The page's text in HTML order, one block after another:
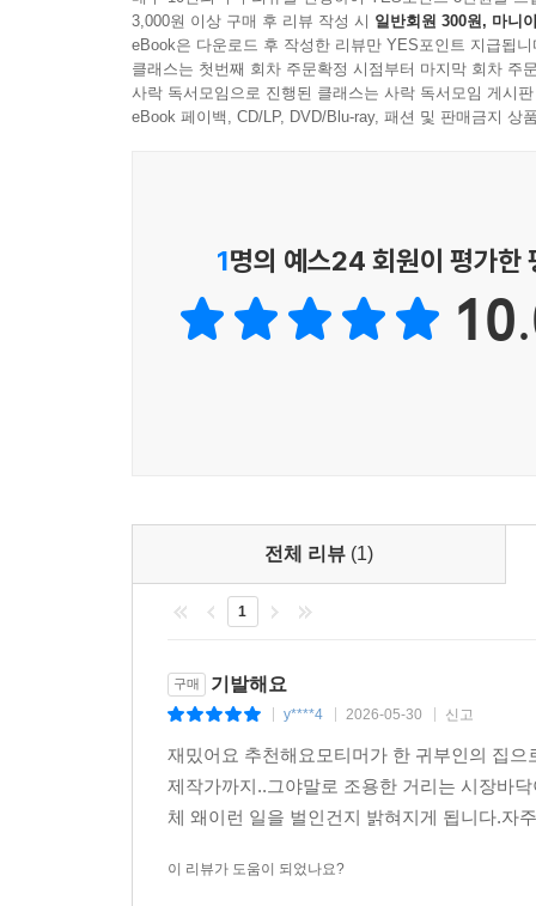
3,000원 이상 구매 후 리뷰 작성 시 일반회원 300원, 마니
eBook은 다운로드 후 작성한 리뷰만 YES포인트 지급됩니
클래스는 첫번째 회차 주문확정 시점부터 마지막 회차 주
사락 독서모임으로 진행된 클래스는 사락 독서모임 게시
eBook 페이백, CD/LP, DVD/Blu-ray, 패션 및 판매금지 상
1명의 예스24 회원이 평가한
전체 리뷰 (1)
1
구매 기발해요
y****4 2026-05-30 신고
재밌어요 추천해요모티머가 한 귀부인의 집
제작가까지..그야말로 조용한 거리는 시장바
체 왜이런 일을 벌인건지 밝혀지게 됩니다.자
이 리뷰가 도움이 되었나요?